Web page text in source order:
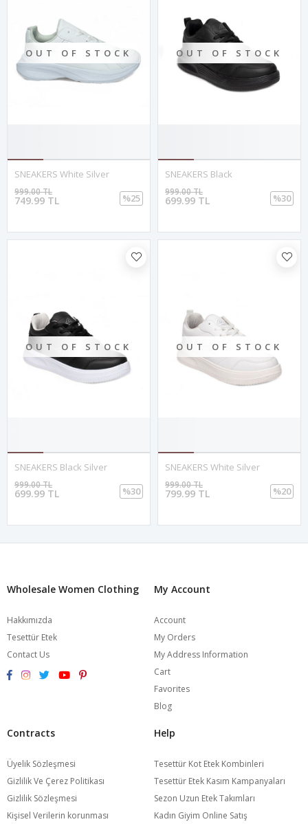
OUT OF STOCK
SNEAKERS White Silver
749.99 TL
999.00 TL
%25
OUT OF STOCK
SNEAKERS Black
699.99 TL
999.00 TL
%30
OUT OF STOCK
SNEAKERS Black Silver
699.99 TL
999.00 TL
%30
OUT OF STOCK
SNEAKERS White Silver
799.99 TL
999.00 TL
%20
Wholesale Women Clothing
Hakkımızda
Tesettür Etek
Contact Us
My Account
Account
My Orders
My Address Information
Cart
Favorites
Blog
Contracts
Üyelik Sözleşmesi
Gizlilik Ve Çerez Politikası
Gizlilik Sözleşmesi
Kişisel Verilerin korunması
Help
Tesettür Kot Etek Kombinleri
Tesettür Etek Kasım Kampanyaları
Sezon Uzun Etek Takımları
Kadın Giyim Online Satış